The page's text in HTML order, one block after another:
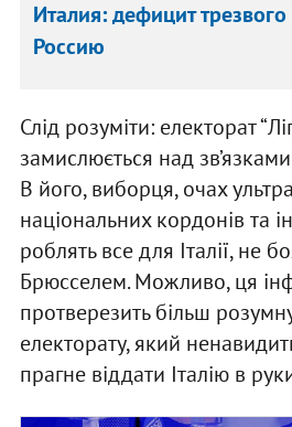
Италия: дефицит трезвого
Россию
Слід розуміти: електорат
замислюється над
В його, виборця, очах
національних кордонів та
роблять все для Італії, не
Брюсселем. Можливо, ця
протверезить більш
електорату, який
прагне віддати Італію в